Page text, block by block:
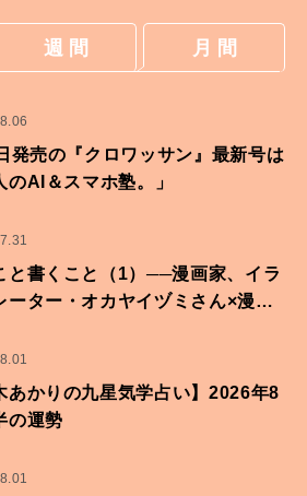
週 間 月 間
発売の『クロワッサン』最新号は
のAI＆スマホ塾。」
と書くこと（1）──漫画家、イラ
ーター・オカヤイヅミさん×漫画
あかりの九星気学占い】2026年8
の運勢